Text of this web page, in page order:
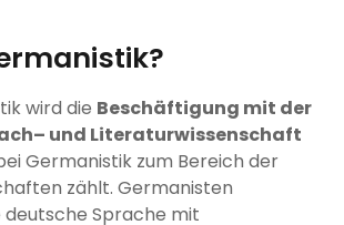
wird die Beschäftigung mit der
und Literaturwissenschaft
Germanistik zum Bereich der
zählt. Germanisten
Sprache mit